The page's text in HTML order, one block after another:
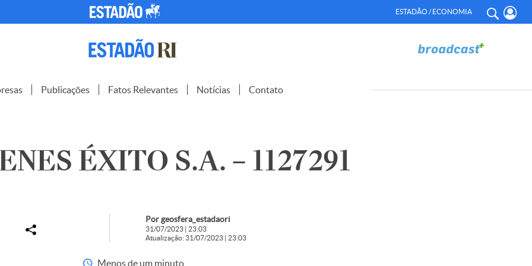
ESTADÃO / ECONOMIA
Publicações Fatos Relevantes Notícias Contato
ÉXITO S.A. – 1127291
Por geosfera_estadaori
31/07/2023 | 23:03
Atualização: 31/07/2023 | 23:03
Menos de um minuto